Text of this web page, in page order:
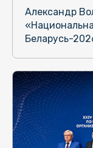
Александр
Беларусь-